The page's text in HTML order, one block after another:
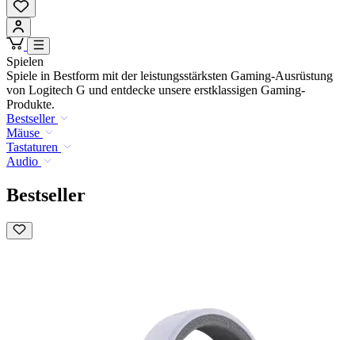
Spielen
Spiele in Bestform mit der leistungsstärksten Gaming-Ausrüstung
von Logitech G und entdecke unsere erstklassigen Gaming-
Produkte.
Bestseller
Mäuse
Tastaturen
Audio
Bestseller